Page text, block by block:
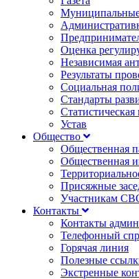
Оценка
Независимая
Результаты
Социальная
Стандарты
Устав
Общество
Общественная
Общественная
Присяжные
Участникам
Контакты
Контакты
Телефонный
Горячая линия
Полезные
Экстренные